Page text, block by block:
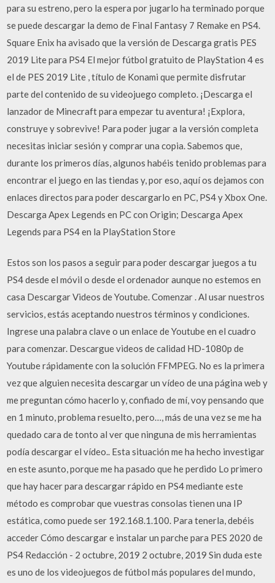
para su estreno, pero la espera por jugarlo ha terminado porque
se puede descargar la demo de Final Fantasy 7 Remake en PS4.
Square Enix ha avisado que la versión de Descarga gratis PES
2019 Lite para PS4 El mejor fútbol gratuito de PlayStation 4 es
el de PES 2019 Lite , título de Konami que permite disfrutar
parte del contenido de su videojuego completo. ¡Descarga el
lanzador de Minecraft para empezar tu aventura! ¡Explora,
construye y sobrevive! Para poder jugar a la versión completa
necesitas iniciar sesión y comprar una copia. Sabemos que,
durante los primeros días, algunos habéis tenido problemas para
encontrar el juego en las tiendas y, por eso, aquí os dejamos con
enlaces directos para poder descargarlo en PC, PS4 y Xbox One.
Descarga Apex Legends en PC con Origin; Descarga Apex
Legends para PS4 en la PlayStation Store
Estos son los pasos a seguir para poder descargar juegos a tu
PS4 desde el móvil o desde el ordenador aunque no estemos en
casa Descargar Videos de Youtube. Comenzar . Al usar nuestros
servicios, estás aceptando nuestros términos y condiciones.
Ingrese una palabra clave o un enlace de Youtube en el cuadro
para comenzar. Descargue videos de calidad HD-1080p de
Youtube rápidamente con la solución FFMPEG. No es la primera
vez que alguien necesita descargar un vídeo de una página web y
me preguntan cómo hacerlo y, confiado de mí, voy pensando que
en 1 minuto, problema resuelto, pero…, más de una vez se me ha
quedado cara de tonto al ver que ninguna de mis herramientas
podía descargar el vídeo.. Esta situación me ha hecho investigar
en este asunto, porque me ha pasado que he perdido Lo primero
que hay hacer para descargar rápido en PS4 mediante este
método es comprobar que vuestras consolas tienen una IP
estática, como puede ser 192.168.1.100. Para tenerla, debéis
acceder Cómo descargar e instalar un parche para PES 2020 de
PS4 Redacción - 2 octubre, 2019 2 octubre, 2019 Sin duda este
es uno de los videojuegos de fútbol más populares del mundo,